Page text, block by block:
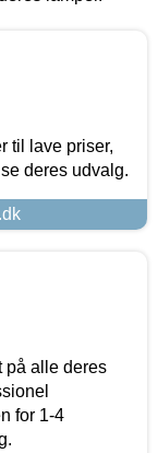
til lave priser,
deres udvalg.
på alle deres
for 1-4